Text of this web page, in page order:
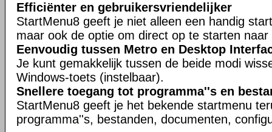
Efficiënter en gebruikersvriendelijker
StartMenu8 geeft je niet alleen een handig
maar ook de optie om direct op te starten
Eenvoudig tussen Metro en Desktop
Je kunt gemakkelijk tussen de beide modi
Windows-toets (instelbaar).
Snellere toegang tot programma''s en
StartMenu8 geeft je het bekende startmenu
programma''s, bestanden, documenten,